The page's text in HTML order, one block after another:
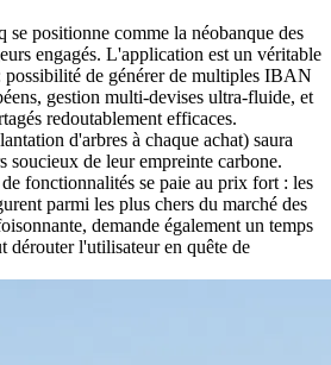
se positionne comme la néobanque des
engagés. L'application est un véritable
de générer de multiples IBAN
gestion multi-devises ultra-fluide, et
redoutablement efficaces.
d'arbres à chaque achat) saura
soucieux de leur empreinte carbone.
fonctionnalités se paie au prix fort : les
parmi les plus chers du marché des
demande également un temps
dérouter l'utilisateur en quête de